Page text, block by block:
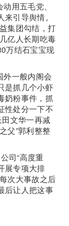
用五毛党、
引导舆情。
集团勾结，打
亿人长期吃毒
万结石宝宝现
外一般内阁会
是抓几个小虾
奶粉事件，抓
性处分一下不
田文华一再减
父”郭利整整
司“高度重
展专项大排
次大事故之后
后让人把这事